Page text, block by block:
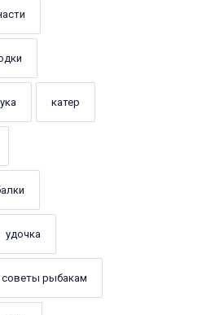
катер
удочка
советы рыбакам